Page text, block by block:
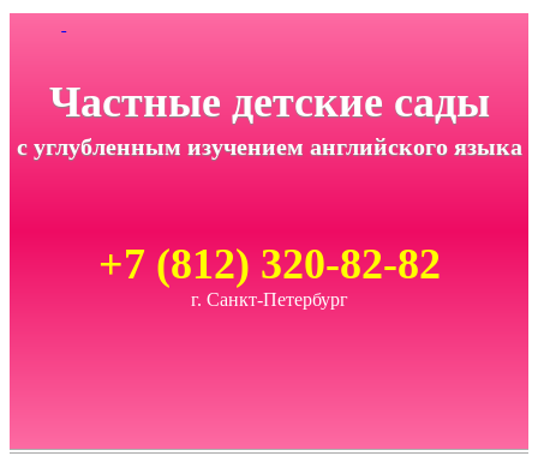
Частные детские сады
с углубленным изучением английского языка
+7 (812) 320-82-82
г. Санкт-Петербург